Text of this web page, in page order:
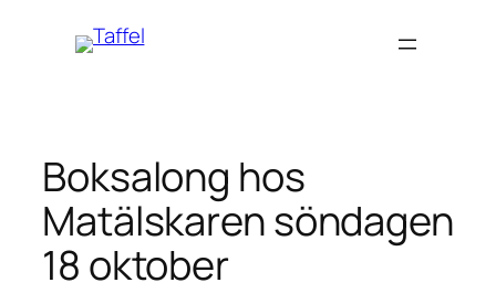
Boksalong hos
Matälskaren söndagen
18 oktober